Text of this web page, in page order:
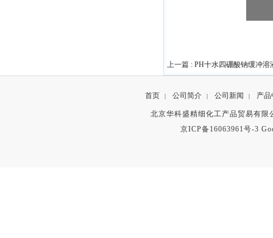
上一篇 : PH十水四硼酸钠缓冲溶
首页 | 公司简介 | 公司新闻 | 产品
北京华科盛精细化工产品贸易有
京ICP备16063961号-3